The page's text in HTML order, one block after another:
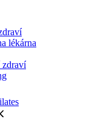
lékárna
zdraví